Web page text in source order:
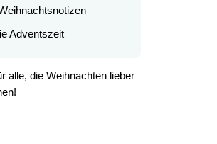
Adventszeit
alle, die Weihnachten lieber